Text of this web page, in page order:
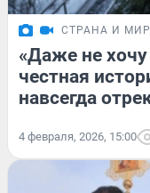
СТРАНА И МИР
«Даже не хочу
честная
навсегда
4 февраля, 2026, 15:00